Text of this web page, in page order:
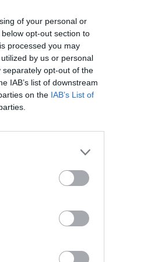
of your personal or
opt-out section to
processed you may
by us or personal
opt-out of the
IAB’s list of downstream
on the IAB’s List of
ale